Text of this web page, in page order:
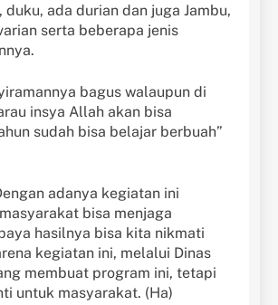
duku, ada durian dan juga Jambu,
serta beberapa jenis
bagus walaupun di
insya Allah akan bisa
sudah bisa belajar berbuah”
adanya kegiatan ini
bisa menjaga
hasilnya bisa kita nikmati
kegiatan ini, melalui Dinas
membuat program ini, tetapi
untuk masyarakat. (Ha)